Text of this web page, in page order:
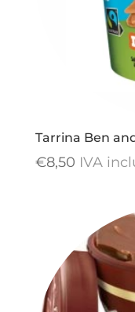
Tarrina Ben
€8,50 IVA